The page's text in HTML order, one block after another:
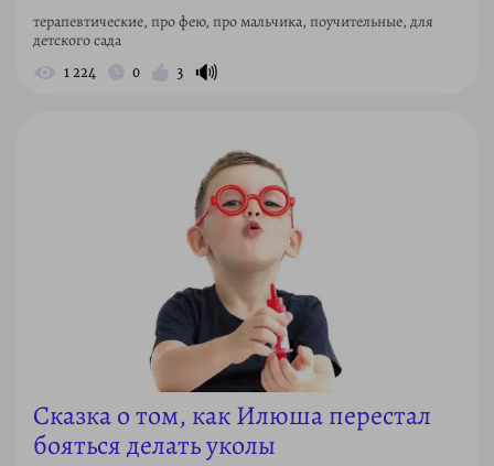
терапевтические, про фею, про мальчика, поучительные, для
детского сада
1 224 0 3 🔊
Сказка о том, как Илюша перестал
бояться делать уколы